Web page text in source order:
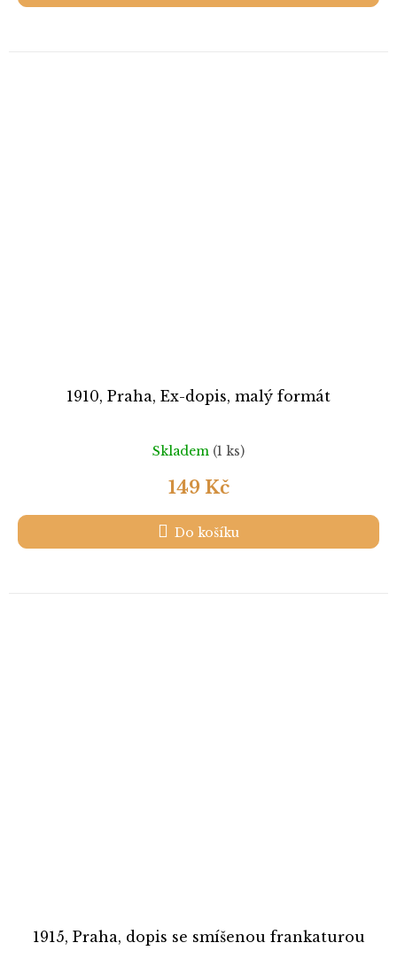
1910, Praha, Ex-dopis, malý formát
Skladem (1 ks)
149 Kč
Do košíku
1915, Praha, dopis se smíšenou frankaturou